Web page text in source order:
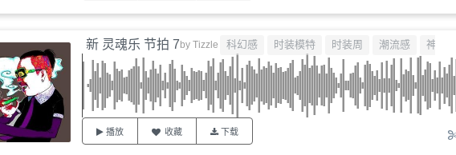
新 灵魂乐 节拍 7by Tizzle 科幻感 时装模特 时装周 潮流感 神秘感
播放 收藏 下载